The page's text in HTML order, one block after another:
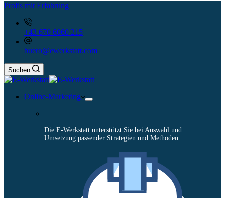
Profis mit Erfahrung
+43 670 6060 215
buero@ewerkstatt.com
Suchen
Online-Marketing
Die E-Werkstatt unterstützt Sie bei Auswahl und
Umsetzung passender Strategien und Methoden.